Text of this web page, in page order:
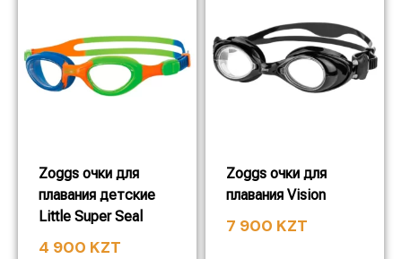
Zoggs очки для
плавания детские
Little Super Seal
4 900 KZT
Zoggs очки для
плавания Vision
7 900 KZT